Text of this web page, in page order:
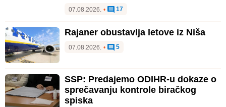
07.08.2026. • 17
Rajaner obustavlja letove iz Niša
07.08.2026. • 5
SSP: Predajemo ODIHR-u dokaze o
sprečavanju kontrole biračkog
spiska